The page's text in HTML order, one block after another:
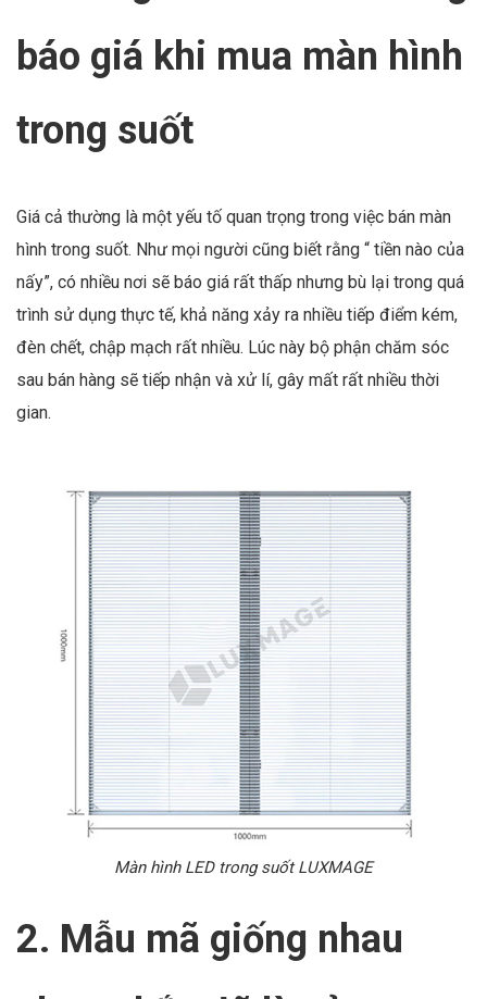
báo giá khi mua màn hình
trong suốt
Giá cả thường là một yếu tố quan trọng trong việc bán màn
hình trong suốt. Như mọi người cũng biết rằng “ tiền nào của
nấy”, có nhiều nơi sẽ báo giá rất thấp nhưng bù lại trong quá
trình sử dụng thực tế, khả năng xảy ra nhiều tiếp điểm kém,
đèn chết, chập mạch rất nhiều. Lúc này bộ phận chăm sóc
sau bán hàng sẽ tiếp nhận và xử lí, gây mất rất nhiều thời
gian.
Màn hình LED trong suốt LUXMAGE
2. Mẫu mã giống nhau